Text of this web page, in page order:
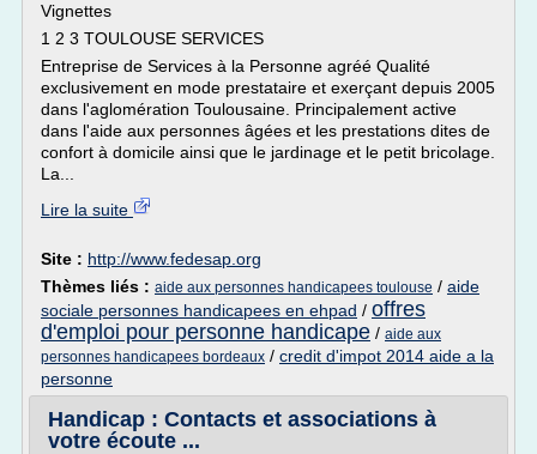
Vignettes
1 2 3 TOULOUSE SERVICES
Entreprise de Services à la Personne agréé Qualité
exclusivement en mode prestataire et exerçant depuis 2005
dans l'aglomération Toulousaine. Principalement active
dans l'aide aux personnes âgées et les prestations dites de
confort à domicile ainsi que le jardinage et le petit bricolage.
La...
Lire la suite
Site : http://www.fedesap.org
Thèmes liés : aide aux personnes handicapees toulouse / aide
sociale personnes handicapees en ehpad / offres
d'emploi pour personne handicape / aide aux
personnes handicapees bordeaux / credit d'impot 2014 aide a la
personne
Handicap : Contacts et associations à
votre écoute ...